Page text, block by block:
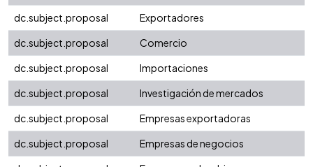
dc.subject.proposal
Exportadores
dc.subject.proposal
Comercio
dc.subject.proposal
Importaciones
dc.subject.proposal
Investigación de mercados
dc.subject.proposal
Empresas exportadoras
dc.subject.proposal
Empresas de negocios